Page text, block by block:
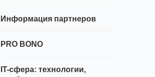
Информация партнеров
PRO BONO
IT-сфера: технологии,